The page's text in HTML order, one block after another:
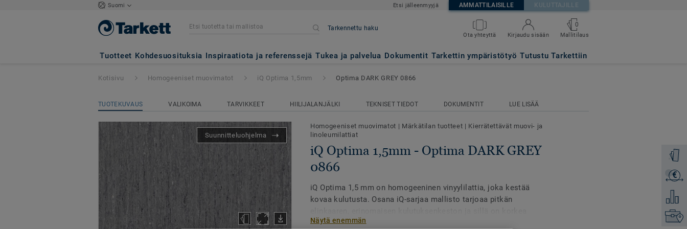
Suomi Etsi jälleenmyyjä AMMATTILAISILLE KULUTTAJILLE
Tarkennettu haku
Ota yhteyttä Kirjaudu sisään
0
Mallitilaus
Tuotteet Kohdesuosituksia Inspiraatiota ja referenssejä Tukea ja palvelua Dokumentit Tarkettin ympäristötyö Tutustu Tarkettiin
iQ Optima 1,5mm - Optima DARK GREY 0866
Tilaa
€
Lisää
Etsi
Kotisivu Homogeeniset muovimatot iQ Optima 1,5mm Optima DARK GREY 0866
TUOTEKUVAUS VALIKOIMA TARVIKKEET HIILIJALANJÄLKI TEKNISET TIEDOT DOKUMENTIT LUE LISÄÄ
Suunnitteluohjelma
Homogeeniset muovimatot | Märkätilan tuotteet | Kierrätettävät muovi- ja
linoleumilattiat
iQ Optima 1,5mm - Optima DARK GREY
0866
iQ Optima 1,5 mm on homogeeninen vinyylilattia, joka kestää
kovaa kulutusta. Osana iQ-sarjaa mallisto tarjoaa pitkän
kemikaalitahrojen sietokyky. Lattia voidaan kuivakiillottaa
Näytä enemmän